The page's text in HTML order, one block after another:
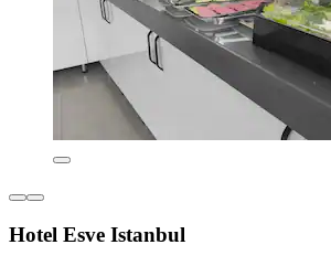
Hotel Esve Istanbul